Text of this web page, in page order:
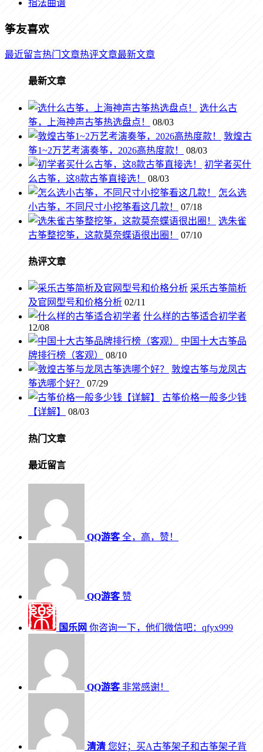
指法曲谱
筝友喜欢
最近留言热门文章热评文章最新文章
最新文章
选什么古
筝，上海神声古筝热选盘点！
08/03
敦煌古
筝1~2万艺考演奏筝，2026高热度款！
08/03
初学者买什
么古筝，这8款古筝直接选！
08/03
怎么选
小古筝，不同尺寸小挖筝看这几款！
07/18
选朱雀
古筝整挖筝，这款莫奈蝶语很出圈！
07/10
热评文章
采乐古筝简析
及官网型号和价格分析 02/11
什么样的古筝适合初学者
12/08
中国十大古筝品
牌排行榜（客观）
08/10
敦煌古筝与龙凤古
筝选哪个好？
07/29
古筝价格一般多少钱
【详解】
08/03
热门文章
最近留言
QQ游客全，高，赞！
QQ游客赞
国乐网 你咨询一下，他们微信吧：qfyx999
QQ游客非常感谢！
清清 您好；买A古筝架子和古筝架子背